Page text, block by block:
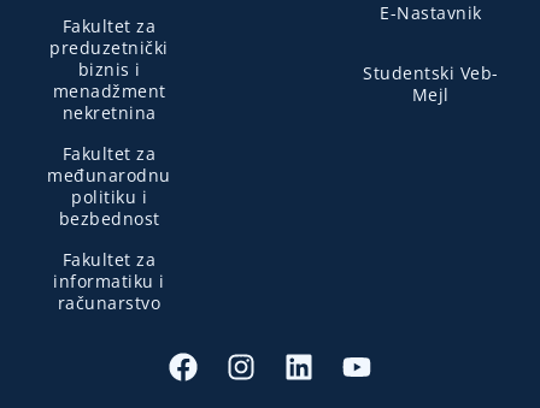
Fakultet za
preduzetnički
biznis i
menadžment
nekretnina
Fakultet za
međunarodnu
politiku i
bezbednost
Fakultet za
informatiku i
računarstvo
E-Nastavnik
Studentski Veb-
Mejl